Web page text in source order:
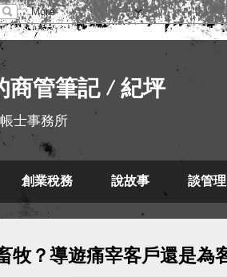
商管筆記 / 紀坪
士事務所
創業稅務 說故事 談管理
牧？導遊痛宰客戶還是為